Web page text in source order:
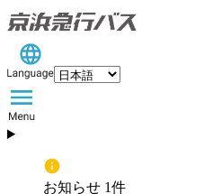
お知らせ 1件